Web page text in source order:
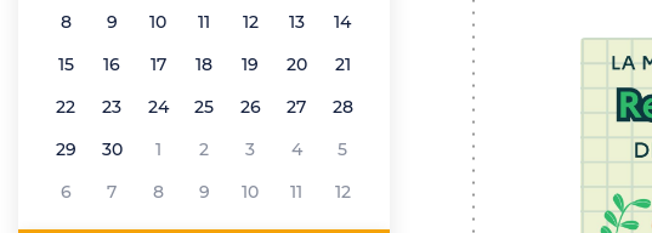
8
9 10 11 12 13
14
15
16 17 18 19 20
21
22
23 24 25 26 27
28
29
30 1 2 3 4
5
6
7 8 9 10 11 12